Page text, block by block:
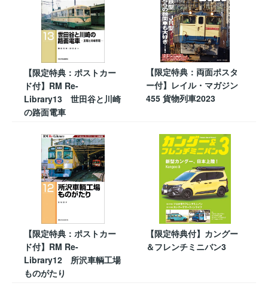
【限定特典：ポストカー
ド付】RM Re-
Library13 世田谷と川崎
の路面電車
【限定特典：両面ポスタ
ー付】レイル・マガジン
455 貨物列車2023
【限定特典：ポストカー
ド付】RM Re-
Library12 所沢車輌工場
ものがたり
【限定特典付】カングー
＆フレンチミニバン3